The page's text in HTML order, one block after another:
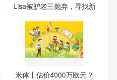
Lisa被驴老三抛弃，寻找新
米体丨估价4000万欧元？